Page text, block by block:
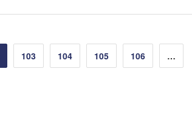
103 104 105 106
…